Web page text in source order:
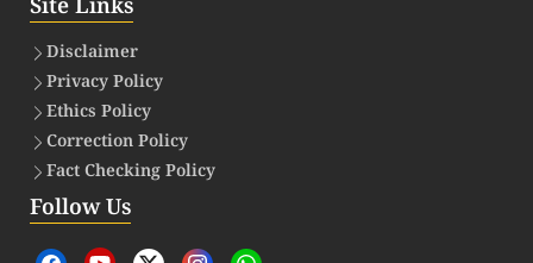
Site Links
Disclaimer
Privacy Policy
Ethics Policy
Correction Policy
Fact Checking Policy
Follow Us